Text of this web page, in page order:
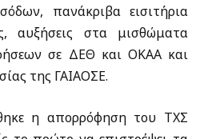
πανάκριβα εισιτήρια
αυξήσεις στα μισθώματα
σε ΔΕΘ και ΟΚΑΑ και
της ΓΑΙΑΟΣΕ.
η απορρόφηση του ΤΧΣ